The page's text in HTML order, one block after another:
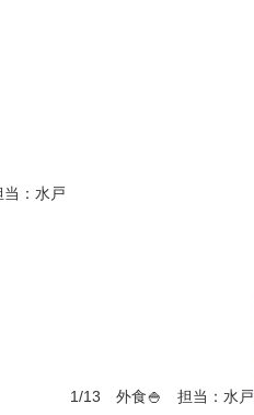
：水戸
1/13 外食🍚 担当：水戸